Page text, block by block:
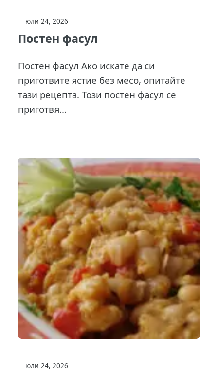
юли 24, 2026
Постен фасул
Постен фасул Ако искате да си
приготвите ястие без месо, опитайте
тази рецепта. Този постен фасул се
приготвя...
юли 24, 2026